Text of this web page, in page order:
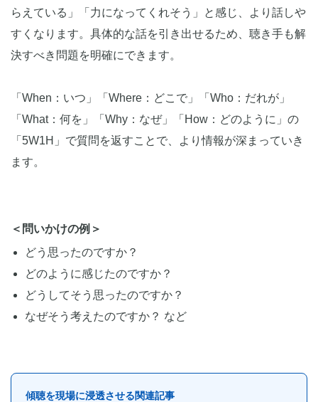
らえている」「力になってくれそう」と感じ、より話しや
すくなります。具体的な話を引き出せるため、聴き手も解
決すべき問題を明確にできます。
「When：いつ」「Where：どこで」「Who：だれが」
「What：何を」「Why：なぜ」「How：どのように」の
「5W1H」で質問を返すことで、より情報が深まっていき
ます。
＜問いかけの例＞
どう思ったのですか？
どのように感じたのですか？
どうしてそう思ったのですか？
なぜそう考えたのですか？ など
傾聴を現場に浸透させる関連記事